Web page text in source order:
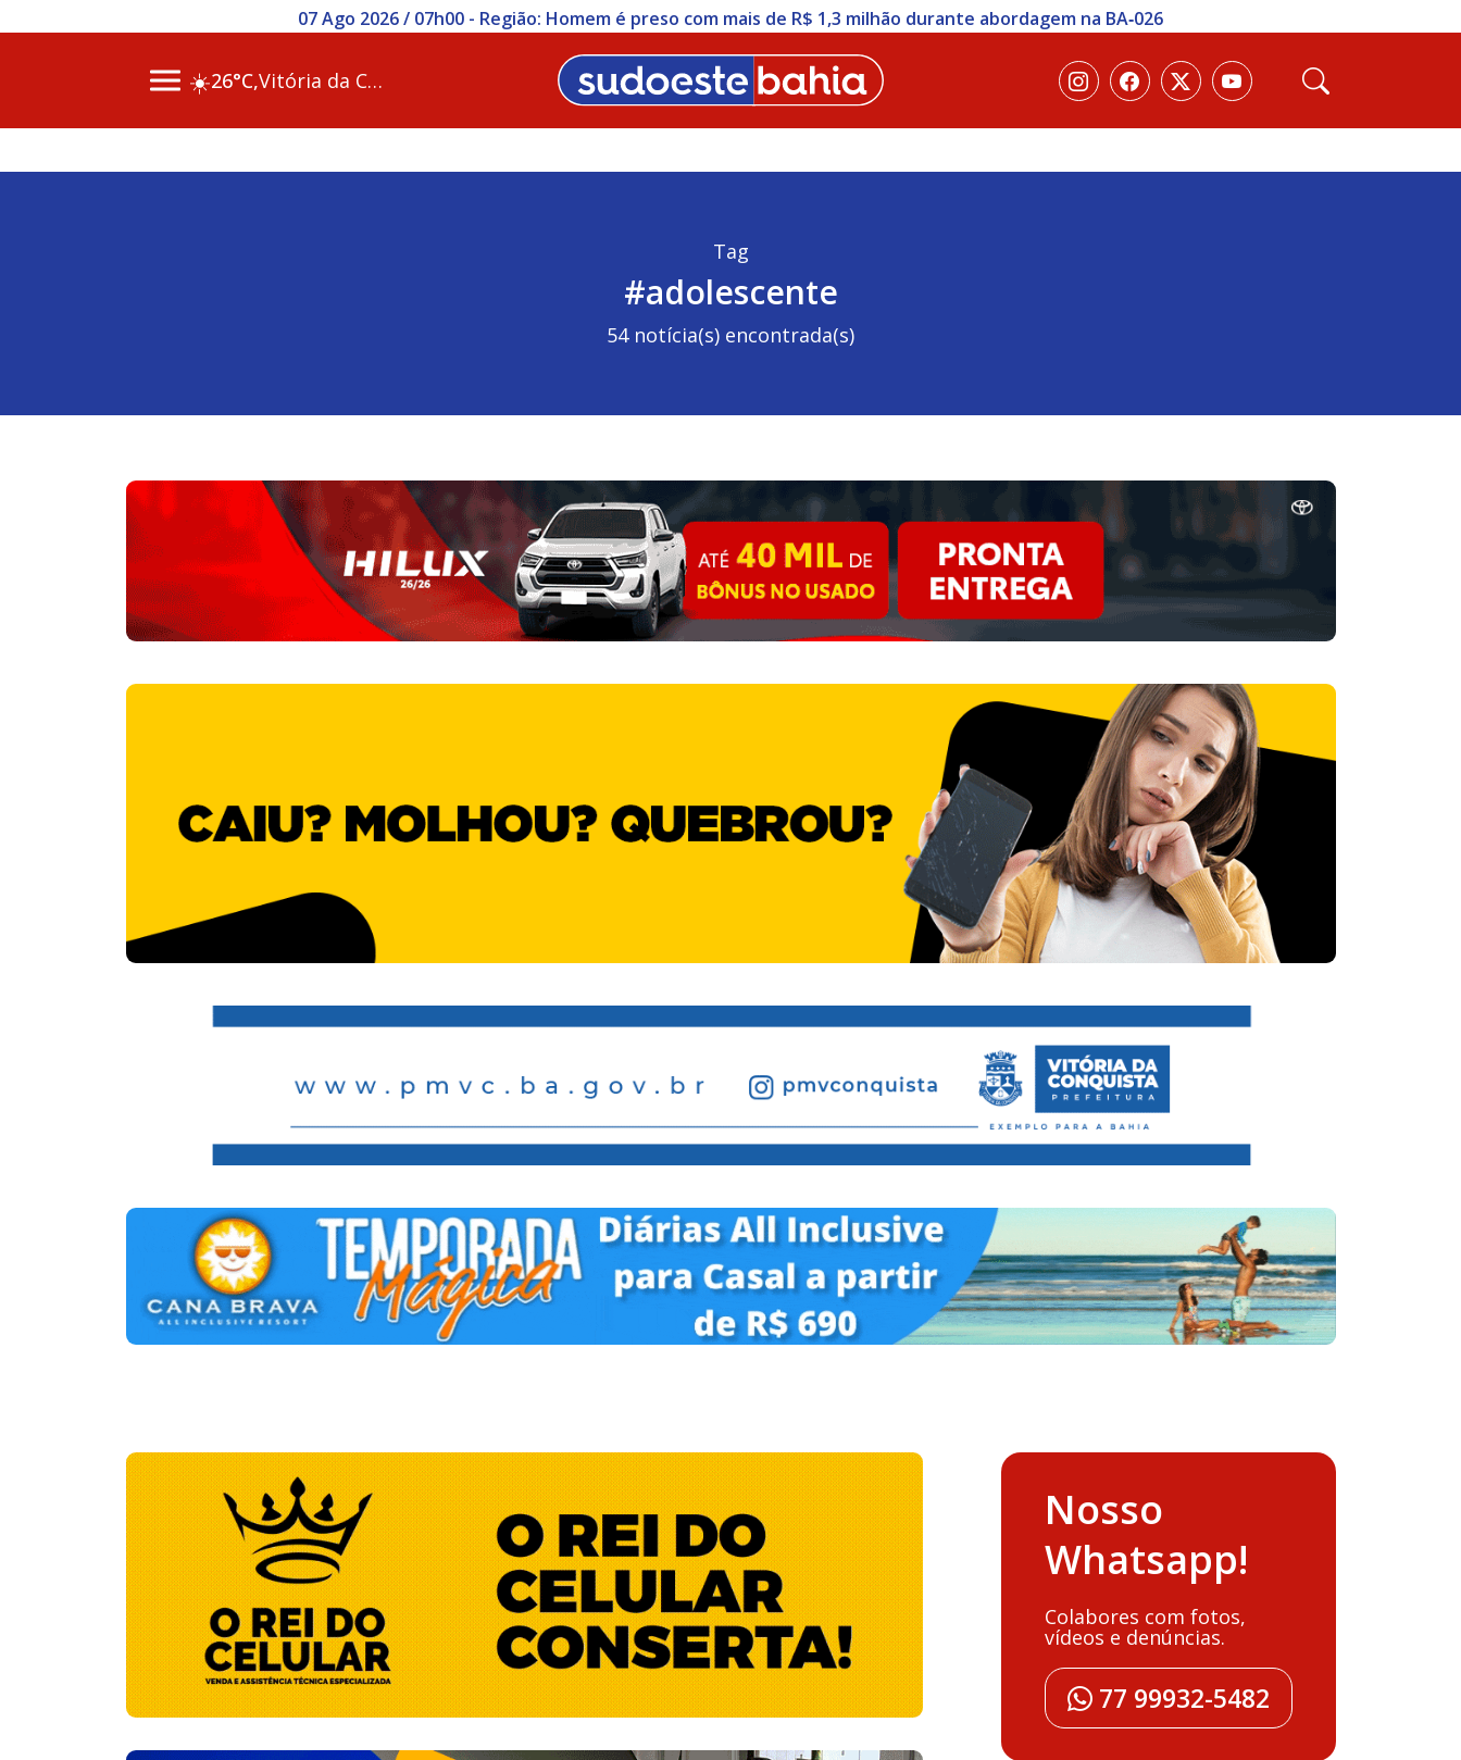
07 Ago 2026 / 07h00 - Região: Homem é preso com mais de R$ 1,3 milhão durante abordagem na BA‑026
☀️26°C, Vitória da Conq…
Tag
#adolescente
54 notícia(s) encontrada(s)
Nosso
Whatsapp!
Colabores com fotos,
vídeos e denúncias.
77 99932-5482